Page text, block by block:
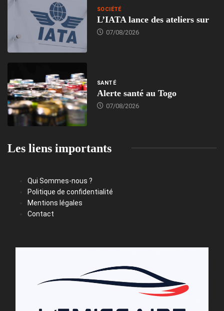
SOCIÉTÉ
L’IATA lance des ateliers sur
07/08/2026
SANTÉ
Alerte santé au Togo
07/08/2026
Les liens importants
Qui Sommes-nous ?
Politique de confidentialité
Mentions légales
Contact